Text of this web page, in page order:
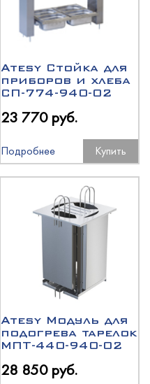
Atesy Стойка для
приборов и хлеба
СП-774-940-02
23 770 руб.
Подробнее Купить
Atesy Модуль для
подогрева тарелок
МПТ-440-940-02
28 850 руб.